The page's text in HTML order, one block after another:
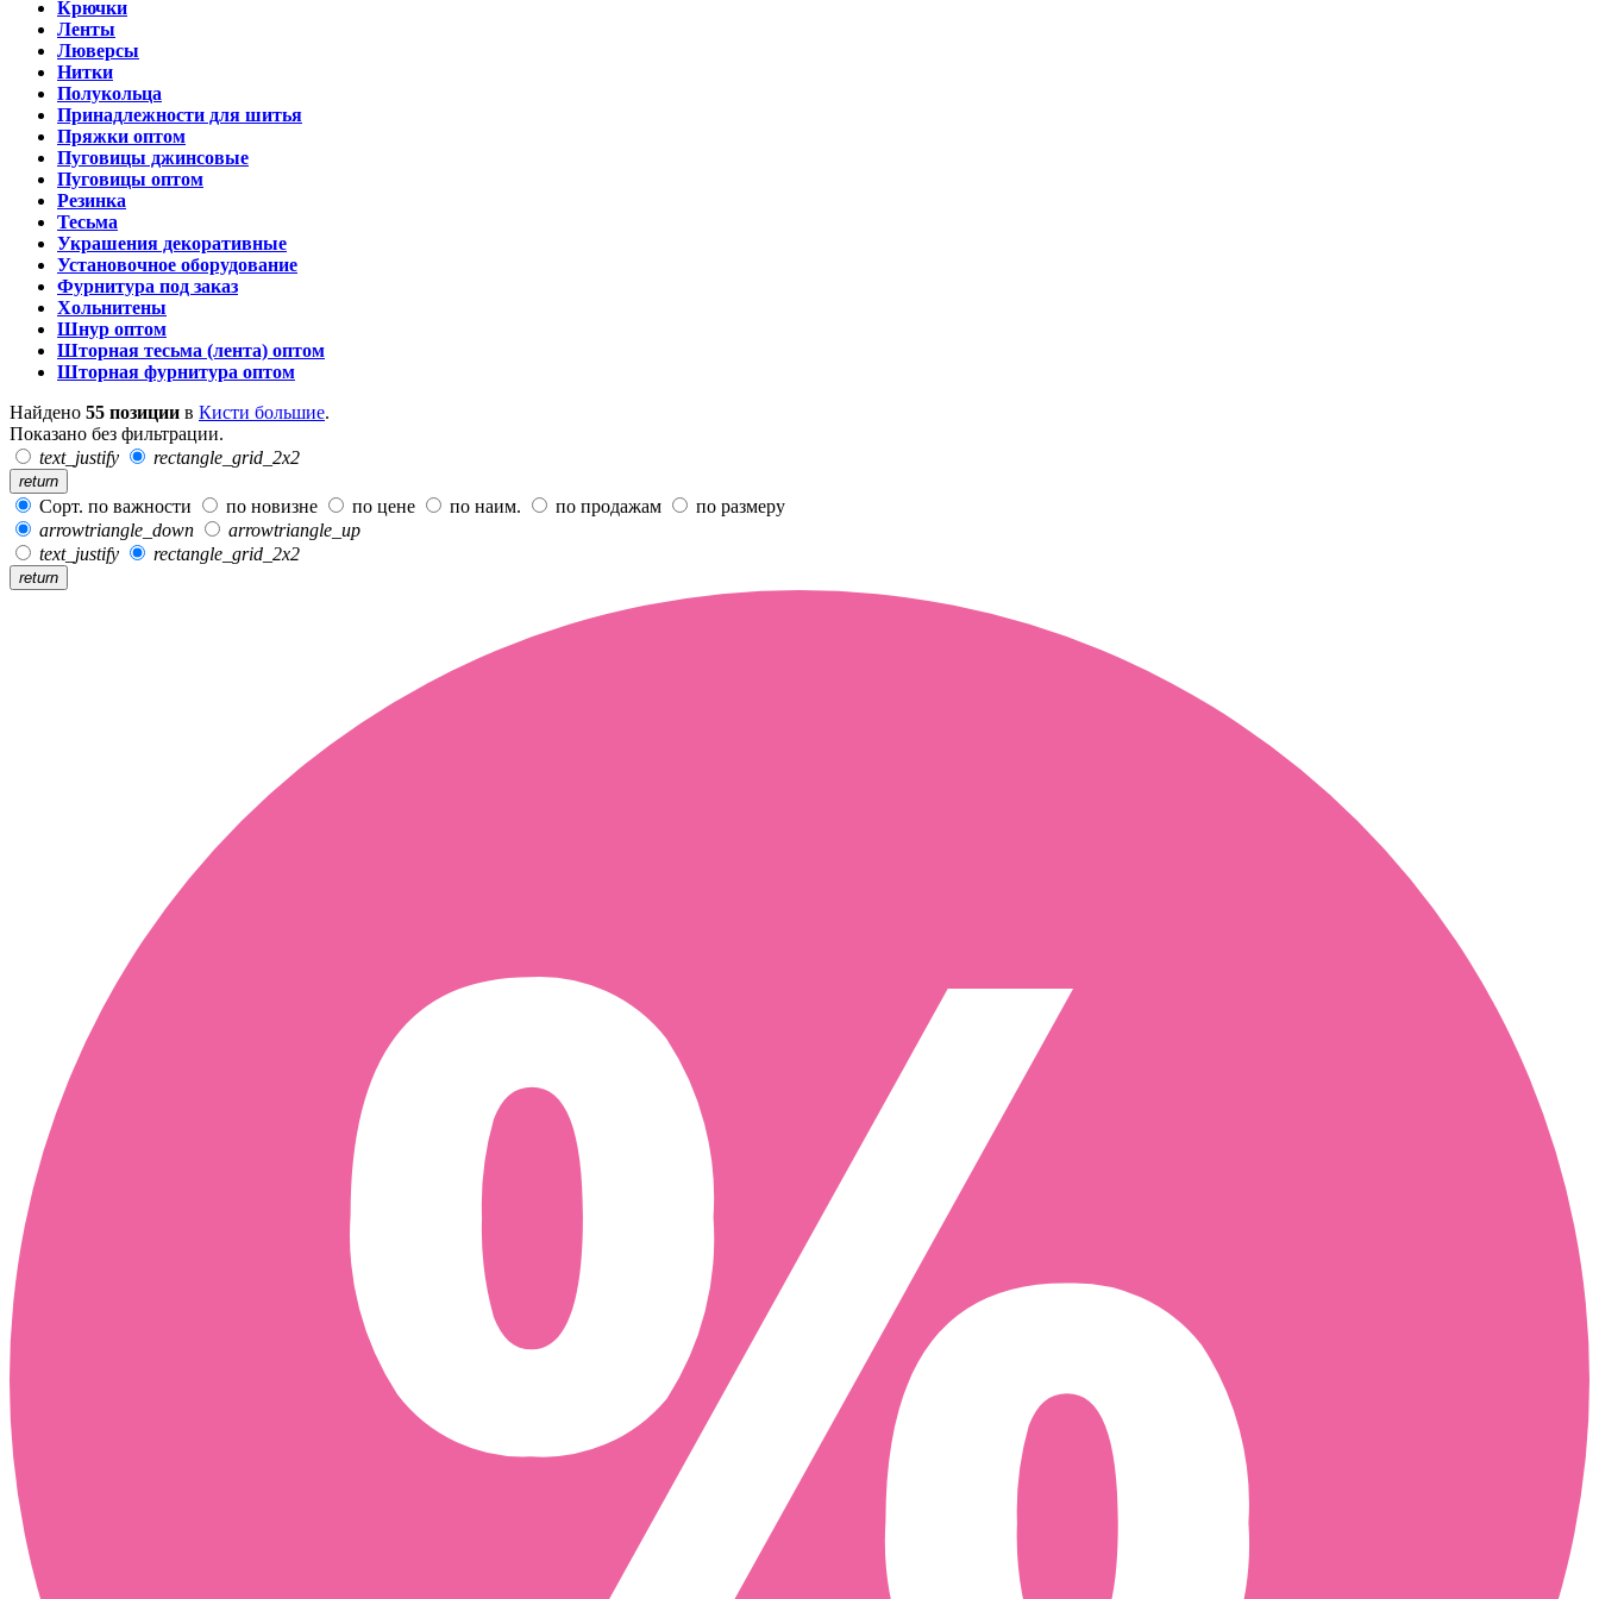
Крючки
Ленты
Люверсы
Нитки
Полукольца
Принадлежности для шитья
Пряжки оптом
Пуговицы джинсовые
Пуговицы оптом
Резинка
Тесьма
Украшения декоративные
Установочное оборудование
Фурнитура под заказ
Хольнитены
Шнур оптом
Шторная тесьма (лента) оптом
Шторная фурнитура оптом
Найдено 55 позиции в Кисти большие.
Показано без фильтрации.
text_justify
rectangle_grid_2x2
return
Сорт. по важности по новизне по цене по наим. по продажам
по размеру
arrowtriangle_down
arrowtriangle_up
text_justify
rectangle_grid_2x2
return